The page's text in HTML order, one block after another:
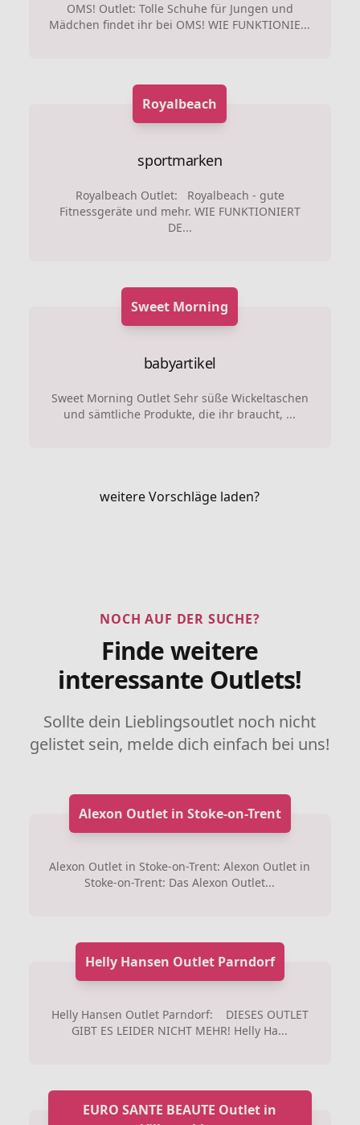
OMS! Outlet: Tolle Schuhe für Jungen und
Mädchen findet ihr bei OMS! WIE FUNKTIONIE...
Royalbeach
sportmarken
Royalbeach Outlet: Royalbeach - gute
Fitnessgeräte und mehr. WIE FUNKTIONIERT
DE...
Sweet Morning
babyartikel
Sweet Morning Outlet Sehr süße Wickeltaschen
und sämtliche Produkte, die ihr braucht, ...
weitere Vorschläge laden?
NOCH AUF DER SUCHE?
Finde weitere
interessante Outlets!
Sollte dein Lieblingsoutlet noch nicht
gelistet sein, melde dich einfach bei uns!
Alexon Outlet in Stoke-on-Trent
Alexon Outlet in Stoke-on-Trent: Alexon Outlet in
Stoke-on-Trent: Das Alexon Outlet...
Helly Hansen Outlet Parndorf
Helly Hansen Outlet Parndorf: DIESES OUTLET
GIBT ES LEIDER NICHT MEHR! Helly Ha...
EURO SANTE BEAUTE Outlet in